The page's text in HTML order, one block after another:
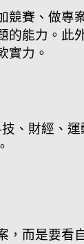
競賽、做專
的能力。此
實力。
、財經、運
，而是要看